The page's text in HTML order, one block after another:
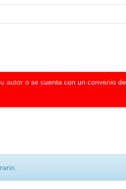
autor o se cuenta con un convenio de